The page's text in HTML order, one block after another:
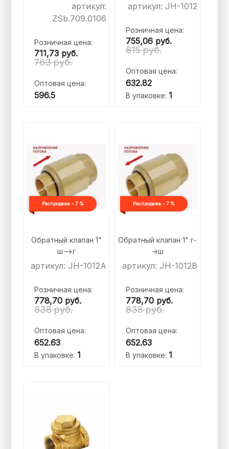
артикул:
ZSb.709.0106
Розничная цена:
711,73 руб.
763 руб.
Оптовая цена:
596.5
артикул: JH-1012
Розничная цена:
755,06 руб.
815 руб.
Оптовая цена:
632.82
В упаковке: 1
Распродажа - 7 %
Обратный клапан 1"
ш-->г
артикул: JH-1012A
Розничная цена:
778,70 руб.
838 руб.
Оптовая цена:
652.63
В упаковке:1
Распродажа - 7 %
Обратный клапан 1" г-
->ш
артикул: JH-1012B
Розничная цена:
778,70 руб.
838 руб.
Оптовая цена:
652.63
В упаковке: 1